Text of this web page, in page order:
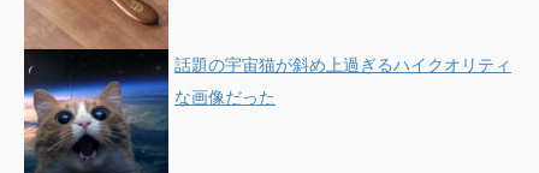
話題の宇宙猫が斜め上過ぎるハイクオリティ
な画像だった